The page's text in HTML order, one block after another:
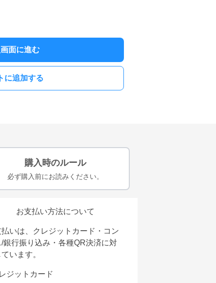
面に進む
に追加する
購入時のルール
必ず購入前にお読みください。
お支払い方法について
払いは、クレジットカード・コン
/銀行振り込み・各種QR決済に対
います。
ジットカード